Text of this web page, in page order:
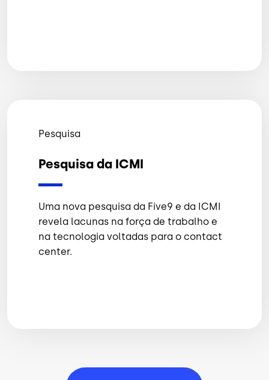
Pesquisa
Pesquisa da ICMI
Uma nova pesquisa da Five9 e da ICMI
revela lacunas na força de trabalho e
na tecnologia voltadas para o contact
center.